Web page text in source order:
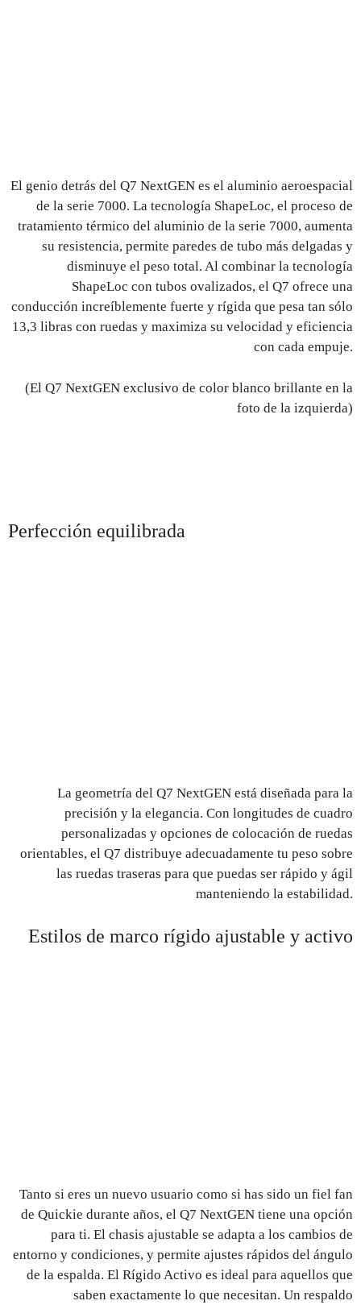
El genio detrás del Q7 NextGEN es el aluminio aeroespacial
de la serie 7000. La tecnología ShapeLoc, el proceso de
tratamiento térmico del aluminio de la serie 7000, aumenta
su resistencia, permite paredes de tubo más delgadas y
disminuye el peso total. Al combinar la tecnología
ShapeLoc con tubos ovalizados, el Q7 ofrece una
conducción increíblemente fuerte y rígida que pesa tan sólo
13,3 libras con ruedas y maximiza su velocidad y eficiencia
con cada empuje.
(El Q7 NextGEN exclusivo de color blanco brillante en la
foto de la izquierda)
Perfección equilibrada
La geometría del Q7 NextGEN está diseñada para la
precisión y la elegancia. Con longitudes de cuadro
personalizadas y opciones de colocación de ruedas
orientables, el Q7 distribuye adecuadamente tu peso sobre
las ruedas traseras para que puedas ser rápido y ágil
manteniendo la estabilidad.
Estilos de marco rígido ajustable y activo
Tanto si eres un nuevo usuario como si has sido un fiel fan
de Quickie durante años, el Q7 NextGEN tiene una opción
para ti. El chasis ajustable se adapta a los cambios de
entorno y condiciones, y permite ajustes rápidos del ángulo
de la espalda. El Rígido Activo es ideal para aquellos que
saben exactamente lo que necesitan. Un respaldo